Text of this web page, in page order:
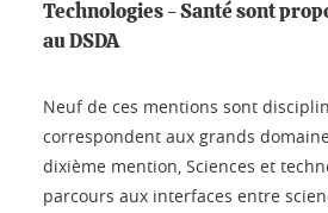
Technologies - Santé sont
au DSDA
Neuf de ces mentions sont
correspondent aux grands
dixième mention, Sciences et
parcours aux interfaces entre